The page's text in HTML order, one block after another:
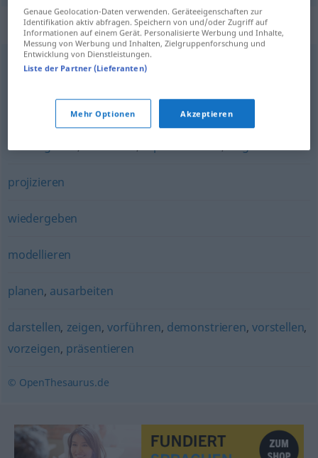
Synonyme für "abbilden"
modellieren,nachstellen
wiedergeben
projizieren
wiedergeben
modellieren
planen, ausarbeiten
darstellen, zeigen, vorführen, demonstrieren,vorstellen,
vorzeigen, präsentieren
© OpenThesaurus.de
Genaue Geolocation-Daten verwenden. Geräteeigenschaften zur
Identifikation aktiv abfragen. Speichern von und/oder Zugriff auf
Informationen auf einem Gerät. Personalisierte Werbung und Inhalte,
Messung von Werbung und Inhalten, Zielgruppenforschung und
Entwicklung von Dienstleistungen.
Liste der Partner (Lieferanten)
Mehr Optionen Akzeptieren